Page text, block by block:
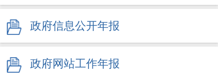
政府信息公开年报
政府网站工作年报